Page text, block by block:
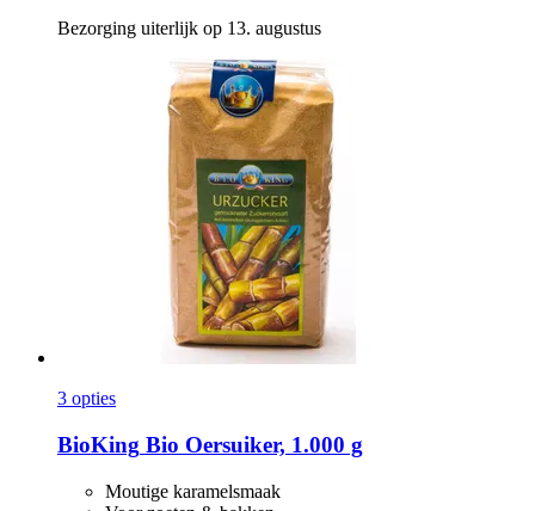
Bezorging uiterlijk op 13. augustus
3 opties
BioKing Bio Oersuiker, 1.000 g
Moutige karamelsmaak